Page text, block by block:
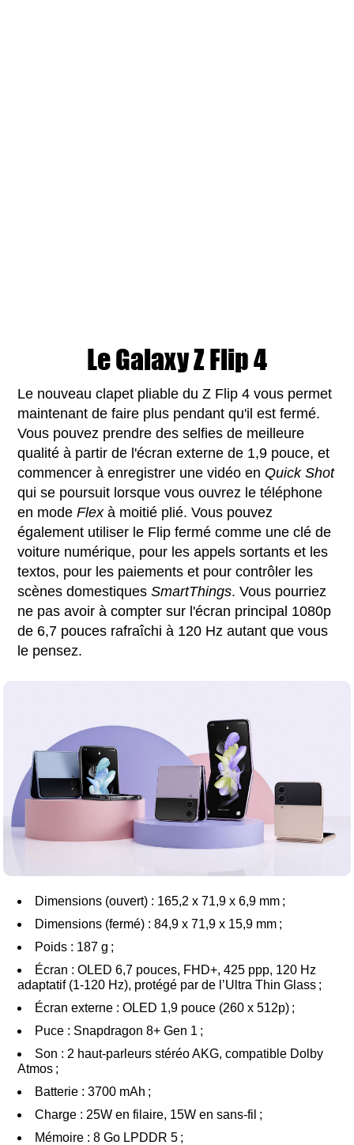
Le Galaxy Z Flip 4
Le nouveau clapet pliable du Z Flip 4 vous permet
maintenant de faire plus pendant qu'il est fermé.
Vous pouvez prendre des selfies de meilleure
qualité à partir de l'écran externe de 1,9 pouce, et
commencer à enregistrer une vidéo en Quick Shot
qui se poursuit lorsque vous ouvrez le téléphone
en modeFlexà moitié plié. Vous pouvez
également utiliser le Flip fermé comme une clé de
voiture numérique, pour les appels sortants et les
textos, pour les paiements et pour contrôler les
scènes domestiquesSmartThings. Vous pourriez
ne pas avoir à compter sur l'écran principal 1080p
de 6,7 pouces rafraîchi à 120 Hz autant que vous
le pensez.
Dimensions (ouvert) : 165,2 x 71,9 x 6,9 mm ;
Dimensions (fermé) : 84,9 x 71,9 x 15,9 mm ;
Poids : 187 g ;
Écran : OLED 6,7 pouces, FHD+, 425 ppp, 120 Hz
adaptatif (1-120 Hz), protégé par de l’Ultra Thin Glass ;
Écran externe : OLED 1,9 pouce (260 x 512p) ;
Puce : Snapdragon 8+ Gen 1 ;
Son : 2 haut-parleurs stéréo AKG, compatible Dolby
Atmos ;
Batterie : 3700 mAh ;
Charge : 25W en filaire, 15W en sans-fil ;
Mémoire : 8 Go LPDDR 5 ;